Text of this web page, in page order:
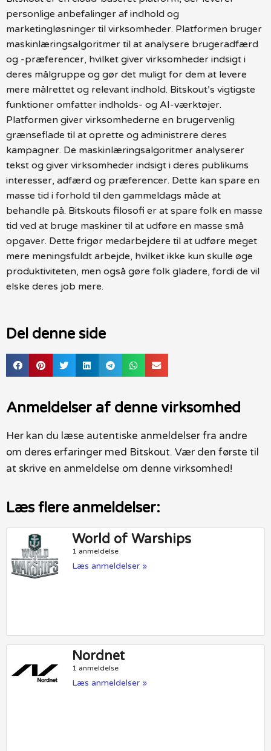
personlige anbefalinger af indhold og
marketingløsninger til virksomheder. Platformen bruger
maskinlæringsalgoritmer til at analysere brugeradfærd
og -præferencer, hvilket giver virksomheder indsigt i
deres målgruppe og gør det muligt for dem at levere
mere målrettet og relevant indhold. Bitskout’s vigtigste
funktioner omfatter indholds- og AI-værktøjer.
Platformen giver virksomhederne en brugervenlig
grænseflade til at oprette og administrere deres
kampagner. De maskinlæringsalgoritmer analyserer
tekst og giver virksomheder indsigt i deres publikums
interesser, adfærd og præferencer. Dette kan spare en
masse tid i forhold til den gammeldags måde at
behandle på. Bitskouts filosofi er at spare folk en masse
tid ved at bruge maskiner til at udføre en masse små
opgaver. Dette frigør medarbejdere til at udføre meget
mere meningsfuldt arbejde, hvilket ikke kun skulle øge
produktiviteten, men også gøre folk gladere, fordi de vil
elske deres job mere.
Del denne side
Anmeldelser af denne virksomhed
Her kan du læse autentiske anmeldelser fra andre
om deres erfaringer med Bitskout. Vær den første til
at skrive en anmeldelse om denne virksomhed!
Læs flere anmeldelser:
World of Warships
1 anmeldelse
Læs anmeldelser »
Nordnet
1 anmeldelse
Læs anmeldelser »